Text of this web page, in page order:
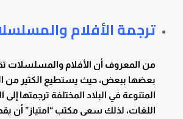
ترجمة الأفلام
من المعروف أن الأفلام والمسلسلات
بعضها ببعض، حيث يستطيع الكثير من
المتنوعة في البلاد المختلفة ترجمتها إلى
اللغات، لذلك سعى مكتب “امتياز” أن